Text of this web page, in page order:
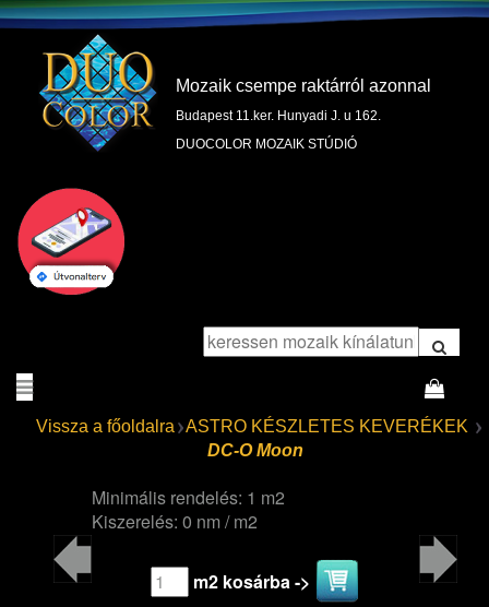
Mozaik csempe raktárról azonnal
Budapest 11.ker. Hunyadi J. u 162.
DUOCOLOR MOZAIK STÚDIÓ
Vissza a főoldalra
ASTRO KÉSZLETES KEVERÉKEK
DC-O Moon
Minimális rendelés: 1 m2
Kiszerelés: 0 nm / m2
m2 kosárba ->